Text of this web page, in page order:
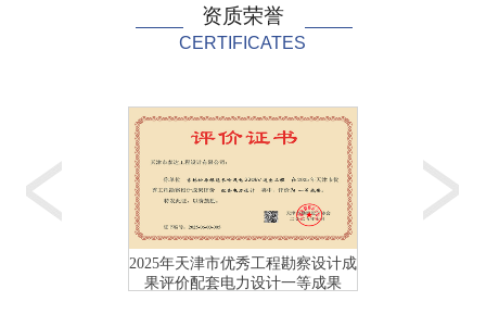
资质荣誉
CERTIFICATES
2025年天津市优秀工程勘察设计成
果评价配套电力设计一等成果
2025年天津市优秀